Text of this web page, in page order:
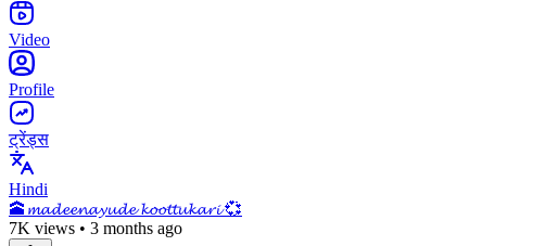
Video
Profile
ट्रेंड्स
Hindi
🕋𝓶𝓪𝓭𝓮𝓮𝓷𝓪𝔂𝓾𝓭𝓮 𝓴𝓸𝓸𝓽𝓽𝓾𝓴𝓪𝓻𝓲 💞
7K views • 3 months ago